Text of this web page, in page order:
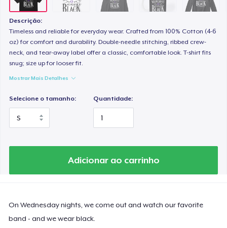
Descrição:
Timeless and reliable for everyday wear. Crafted from 100% Cotton (4-6
oz) for comfort and durability. Double-needle stitching, ribbed crew-
neck, and tear-away label offer a classic, comfortable look. T-shirt fits
snug; size up for looser fit.
Mostrar Mais Detalhes
Selecione o tamanho: Quantidade:
Adicionar ao carrinho
On Wednesday nights, we come out and watch our favorite
band - and we wear black.